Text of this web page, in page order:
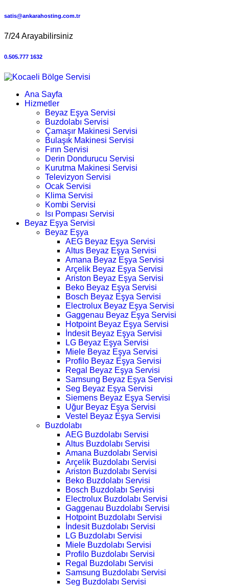
satis@ankarahosting.com.tr
7/24 Arayabilirsiniz
0.505.777 1632
Ana Sayfa
Hizmetler
Beyaz Eşya Servisi
Buzdolabı Servisi
Çamaşır Makinesi Servisi
Bulaşık Makinesi Servisi
Fırın Servisi
Derin Dondurucu Servisi
Kurutma Makinesi Servisi
Televizyon Servisi
Ocak Servisi
Klima Servisi
Kombi Servisi
Isı Pompası Servisi
Beyaz Eşya Servisi
Beyaz Eşya
AEG Beyaz Eşya Servisi
Altus Beyaz Eşya Servisi
Amana Beyaz Eşya Servisi
Arçelik Beyaz Eşya Servisi
Ariston Beyaz Eşya Servisi
Beko Beyaz Eşya Servisi
Bosch Beyaz Eşya Servisi
Electrolux Beyaz Eşya Servisi
Gaggenau Beyaz Eşya Servisi
Hotpoint Beyaz Eşya Servisi
İndesit Beyaz Eşya Servisi
LG Beyaz Eşya Servisi
Miele Beyaz Eşya Servisi
Profilo Beyaz Eşya Servisi
Regal Beyaz Eşya Servisi
Samsung Beyaz Eşya Servisi
Seg Beyaz Eşya Servisi
Siemens Beyaz Eşya Servisi
Uğur Beyaz Eşya Servisi
Vestel Beyaz Eşya Servisi
Buzdolabı
AEG Buzdolabı Servisi
Altus Buzdolabı Servisi
Amana Buzdolabı Servisi
Arçelik Buzdolabı Servisi
Ariston Buzdolabı Servisi
Beko Buzdolabı Servisi
Bosch Buzdolabı Servisi
Electrolux Buzdolabı Servisi
Gaggenau Buzdolabı Servisi
Hotpoint Buzdolabı Servisi
İndesit Buzdolabı Servisi
LG Buzdolabı Servisi
Miele Buzdolabı Servisi
Profilo Buzdolabı Servisi
Regal Buzdolabı Servisi
Samsung Buzdolabı Servisi
Seg Buzdolabı Servisi